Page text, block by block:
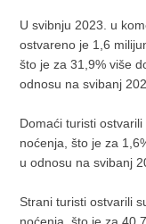
U svibnju 2023. u
ostvareno je 1,6
što je za 31,9% više
odnosu na svibanj
Domaći turisti
noćenja, što je za
u odnosu na svibanj
Strani turisti ostvarili
noćenja, što je za